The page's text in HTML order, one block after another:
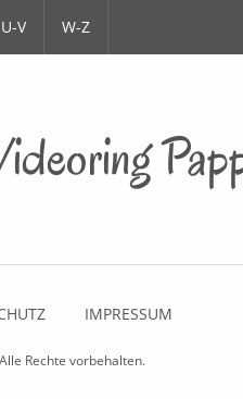
U-V W-Z
IMPRESSUM
Rechte vorbehalten.